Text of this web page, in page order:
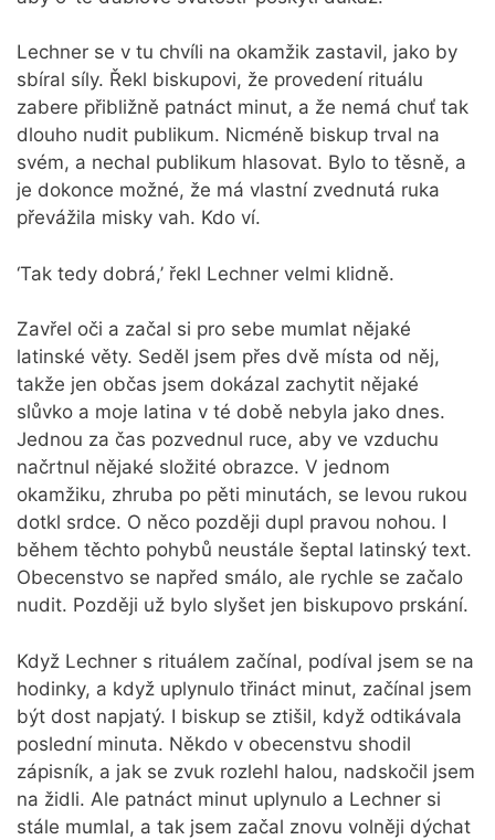
Lechner se v tu chvíli na okamžik zastavil, jako by
sbíral síly. Řekl biskupovi, že provedení rituálu
zabere přibližně patnáct minut, a že nemá chuť tak
dlouho nudit publikum. Nicméně biskup trval na
svém, a nechal publikum hlasovat. Bylo to těsně, a
je dokonce možné, že má vlastní zvednutá ruka
převážila misky vah. Kdo ví.
‘Tak tedy dobrá,’ řekl Lechner velmi klidně.
Zavřel oči a začal si pro sebe mumlat nějaké
latinské věty. Seděl jsem přes dvě místa od něj,
takže jen občas jsem dokázal zachytit nějaké
slůvko a moje latina v té době nebyla jako dnes.
Jednou za čas pozvednul ruce, aby ve vzduchu
načrtnul nějaké složité obrazce. V jednom
okamžiku, zhruba po pěti minutách, se levou rukou
dotkl srdce. O něco později dupl pravou nohou. I
během těchto pohybů neustále šeptal latinský text.
Obecenstvo se napřed smálo, ale rychle se začalo
nudit. Později už bylo slyšet jen biskupovo prskání.
Když Lechner s rituálem začínal, podíval jsem se na
hodinky, a když uplynulo třináct minut, začínal jsem
být dost napjatý. I biskup se ztišil, když odtikávala
poslední minuta. Někdo v obecenstvu shodil
zápisník, a jak se zvuk rozlehl halou, nadskočil jsem
na židli. Ale patnáct minut uplynulo a Lechner si
stále mumlal, a tak jsem začal znovu volněji dýchat